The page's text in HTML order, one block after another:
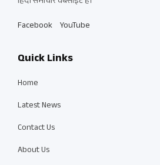
Facebook YouTube
Quick Links
Home
Latest News
Contact Us
About Us